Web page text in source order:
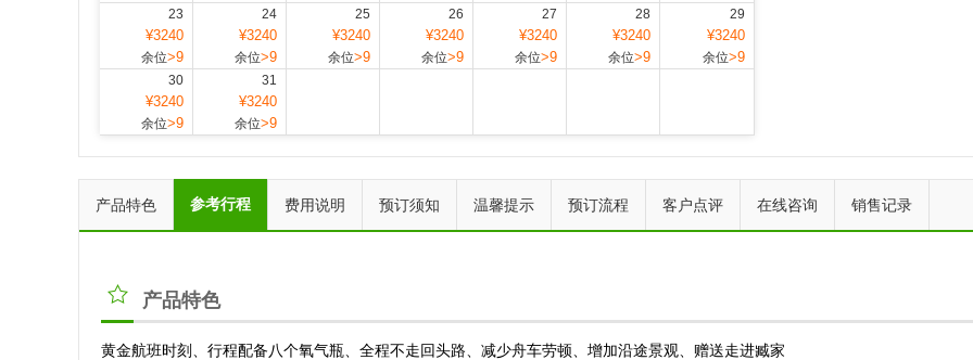
上一个 下一个
23
¥3240
余位>9
24
¥3240
余位>9
25
¥3240
余位>9
26
¥3240
余位>9
27
¥3240
余位>9
28
¥3240
余位>9
29
¥3240
余位>9
30
¥3240
余位>9
31
¥3240
余位>9
产品特色 参考行程 费用说明 预订须知 温馨提示 预订流程 客户点评 在线咨询 销售记录
产品特色
黄金航班时刻、行程配备八个氧气瓶、全程不走回头路、减少舟车劳顿、增加沿途景观、赠送走进臧家